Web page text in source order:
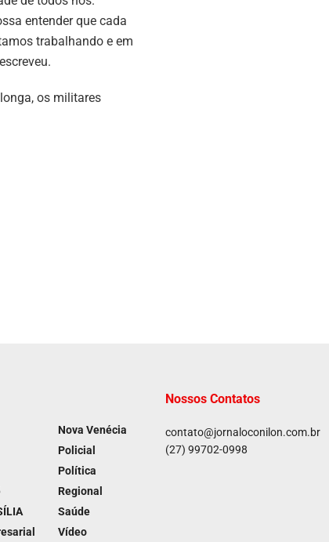
entender que cada
trabalhando e em
os militares
Nova Venécia
Policial
Política
Regional
Saúde
Vídeo
Nossos Contatos
contato@jornaloconilon.com.br
(27) 99702-0998